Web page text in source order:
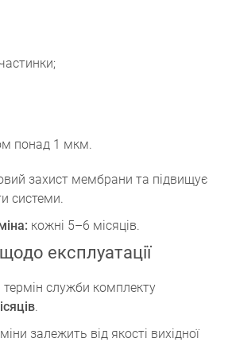
понад 1 мкм.
захист мембрани та підвищує
системи.
кожні 5–6 місяців.
експлуатації
служби комплекту
.
залежить від якості вихідної